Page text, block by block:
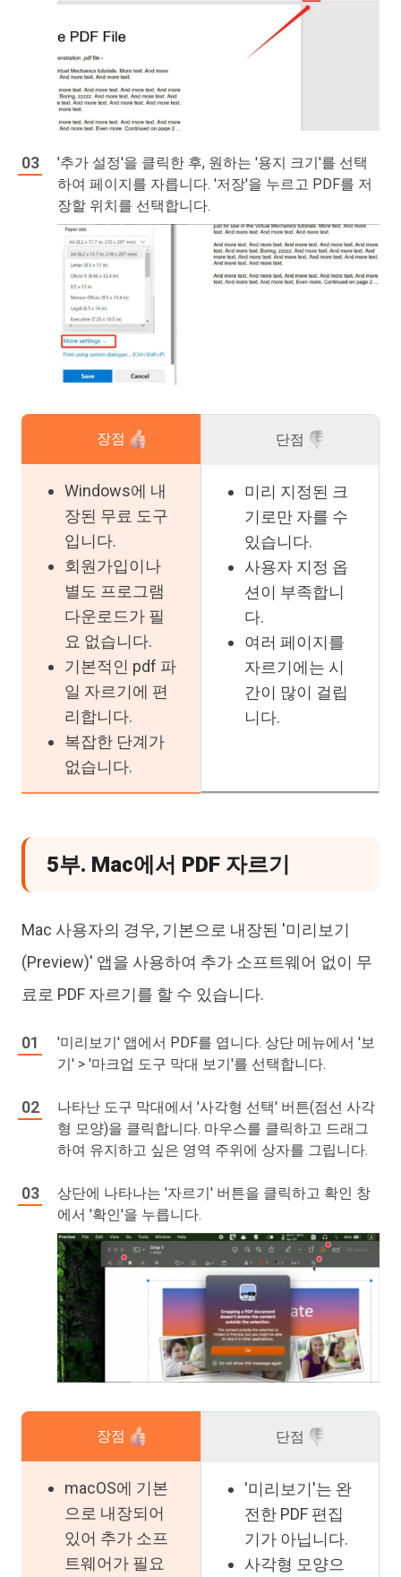
'추가 설정'을 클릭한 후, 원하는 '용지 크기'를 선택
하여 페이지를 자릅니다. '저장'을 누르고 PDF를 저
장할 위치를 선택합니다.
장점
Windows에 내
장된 무료 도구
입니다.
회원가입이나
별도 프로그램
다운로드가 필
요 없습니다.
기본적인 pdf 파
일 자르기에 편
리합니다.
복잡한 단계가
없습니다.
단점
미리 지정된 크
기로만 자를 수
있습니다.
사용자 지정 옵
션이 부족합니
다.
여러 페이지를
자르기에는 시
간이 많이 걸립
니다.
5부. Mac에서 PDF 자르기
Mac 사용자의 경우, 기본으로 내장된 '미리보기
(Preview)' 앱을 사용하여 추가 소프트웨어 없이 무
료로 PDF 자르기를 할 수 있습니다.
'미리보기' 앱에서 PDF를 엽니다. 상단 메뉴에서 '보
기' > '마크업 도구 막대 보기'를 선택합니다.
나타난 도구 막대에서 '사각형 선택' 버튼(점선 사각
형 모양)을 클릭합니다. 마우스를 클릭하고 드래그
하여 유지하고 싶은 영역 주위에 상자를 그립니다.
상단에 나타나는 '자르기' 버튼을 클릭하고 확인 창
에서 '확인'을 누릅니다.
장점
macOS에 기본
으로 내장되어
있어 추가 소프
트웨어가 필요
단점
'미리보기'는 완
전한 PDF 편집
기가 아닙니다.
사각형 모양으